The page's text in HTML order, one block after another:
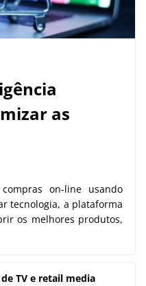
as
on-line usando
tecnologia, a plataforma
os melhores produtos,
TV e retail media